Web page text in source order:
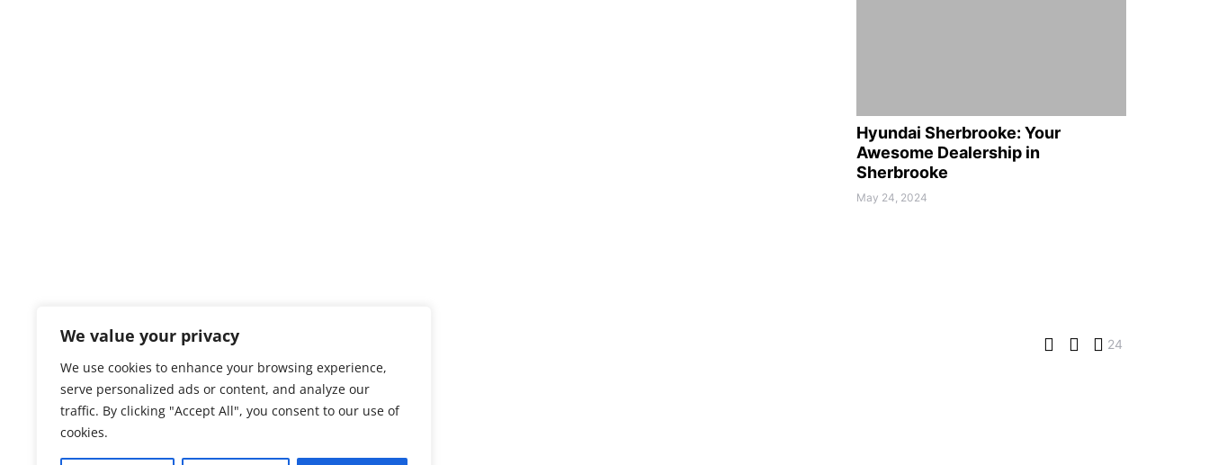
We value your privacy
We use cookies to enhance your browsing experience,
serve personalized ads or content, and analyze our
traffic. By clicking "Accept All", you consent to our use of
cookies.
Hyundai Sherbrooke: Your
Awesome Dealership in
Sherbrooke
May 24, 2024
MAMOTH-DRIVE
Canada's growing online destination for the latest
automotive news, deals, offers, reviews, video,
© 2023 Copyright – All Rights Reserved
24